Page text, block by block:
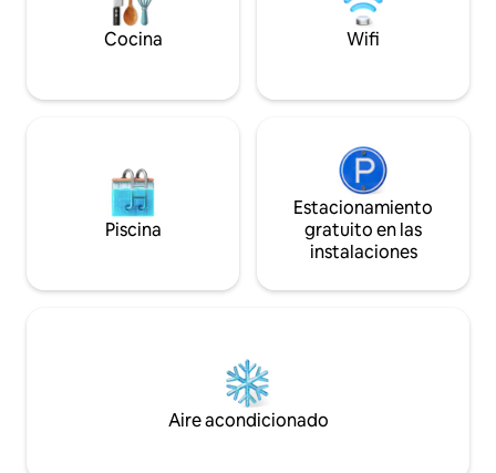
comodidad sin sacrificar la paz y la
tranquilidad
centro.
Cocina Wifi
Piscina
Estacionamiento
gratuito en las
instalaciones
Aire acondicionado